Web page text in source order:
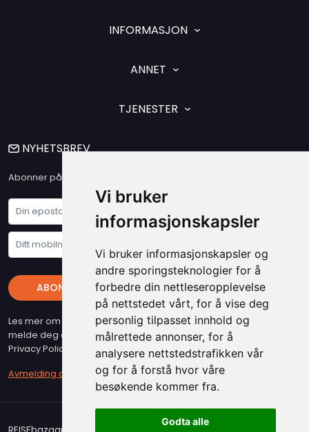
Vi bruker
informasjonskapsler
Vi bruker informasjonskapsler og
andre sporingsteknologier for å
forbedre din nettleseropplevelse
på nettstedet vårt, for å vise deg
personlig tilpasset innhold og
målrettede annonser, for å
analysere nettstedstrafikken vår
og for å forstå hvor våre
besøkende kommer fra.
Godta alle
INFORMASJON
ANNET
TJENESTER
NYHETSBREV
Abonner på vårt nyhetsbrev og få våre siste nyheter og tilbud
ABONNER
Les mer om vare "Privacy Policy" - Husk at du kan når som helst
melde deg av vart nyhetsbrev (beslyttet at reCAPTCHA, Google
Privacy Policy & Terms gjelder)
Avmelding av nyhetsbrev